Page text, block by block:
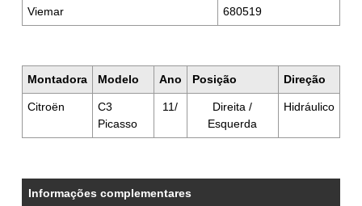
Viemar 680519
Montadora Modelo Ano Posição Direção
Citroën
C3
Picasso
11/
Direita /
Esquerda
Hidráulico
Informações complementares